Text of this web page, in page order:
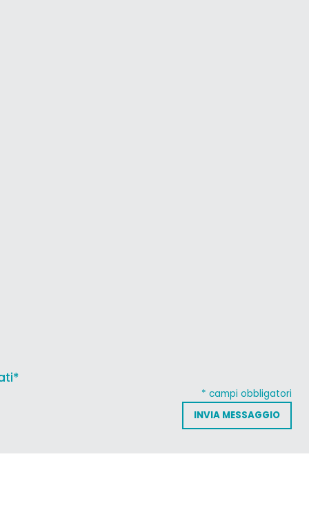
* campi obbligatori